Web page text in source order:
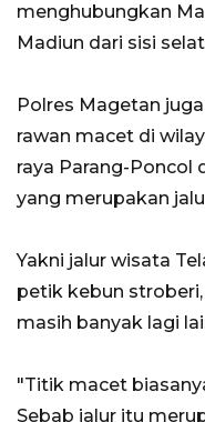
menghubungkan
Madiun dari sisi
Polres Magetan
rawan macet di
raya Parang-Poncol
yang merupakan
Yakni jalur wisata
petik kebun
masih banyak lagi
"Titik macet
Sebab jalur itu